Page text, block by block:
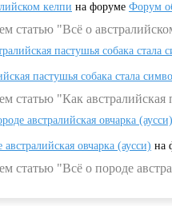
келпи на форуме Форум
статью "Всё о
пастушья собака
пастушья собака стала
статью "Как
австралийская овчарка (аусси)
овчарка (аусси) на
статью "Всё о породе